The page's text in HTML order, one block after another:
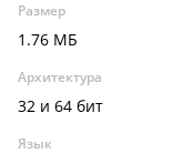
Размер
1.76 МБ
Архитектура
32 и 64 бит
Язык